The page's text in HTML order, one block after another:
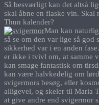
Så besværligt kan det altså
skal åbne en flaske vin. Skal
Thun kalender?
Man kan
så se om den var lige så god
sikkerhed var i en anden
er ikke i tvivl om, at samme
kan smage fantastisk om
kan være halvkedelig om
svigermors besøg, eller
alligevel, og skeler til Maria
at give andre end svigermor